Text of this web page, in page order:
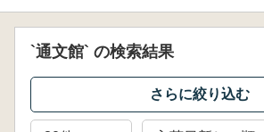
`通文館` の検索結果